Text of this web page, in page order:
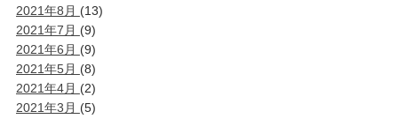
2021年8月 (13)
2021年7月 (9)
2021年6月 (9)
2021年5月 (8)
2021年4月 (2)
2021年3月 (5)